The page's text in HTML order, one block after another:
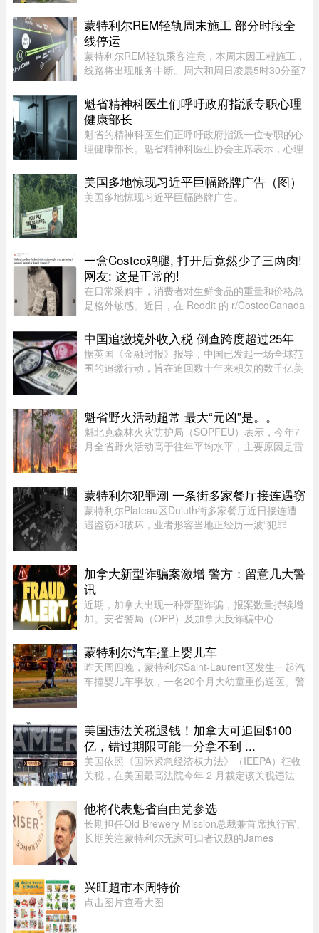
Côte-des-Neiges–Notre-Dame-de-Grâce 区的
Courtrai Avenue，停在两 ...
蒙特利尔REM轻轨周末施工 部分时段全
线停运
蒙特利尔REM轻轨乘客注意，本周末因工程施工，
线路将出现服务中断。周六和周日凌晨5时30分至7
至Bois-Franc路段停运时间将持续至上午10时。
REM将安排接驳巴士连接受影响 ...
魁省精神科医生们呼吁政府指派专职心理
健康部长
魁省的精神科医生们正呼吁政府指派一位专职的心
理健康部长。魁省精神科医生协会主席表示，心理
保心理健康问题在选举周期之后依然能被列为优先
事项。在蒙特利尔无家可归 ...
美国多地惊现习近平巨幅路牌广告（图）
美国多地惊现习近平巨幅路牌广告。
一盒Costco鸡腿, 打开后竟然少了三两肉!
网友: 这是正常的!
在日常采购中，消费者对生鲜食品的重量和价格总
是格外敏感。近日，在 Reddit 的 r/CostcoCanada
Costco 购买的 Kirkland 无骨鸡腿肉，去掉包装后
称重，竟然比标签上的重量 ...
中国追缴境外收入税 倒查跨度超过25年
据英国《金融时报》报导，中国已发起一场全球范
围的追缴行动，旨在追回数十年来积欠的数千亿美
资本利得及投资的审查—— ...
魁省野火活动超常 最大“元凶”是。。
魁北克森林火灾防护局（SOPFEU）表示，今年7
月全省野火活动高于往年平均水平，主要原因是雷
均为66起火灾，受影响面积约111 ...
蒙特利尔犯罪潮 一条街多家餐厅接连遇窃
蒙特利尔Plateau区Duluth街多家餐厅近日接连遭
遇盗窃和破坏，业者形容当地正经历一波“犯罪
过程，损失及维修费用约7000 ...
加拿大新型诈骗案激增 警方：留意几大警
讯
近期，加拿大出现一种新型诈骗，报案数量持续增
加。安省警局（OPP）及加拿大反诈骗中心
府机构，已针对这类手法日益复杂的骗局发出警
告。加拿大四大电信公司——罗渣士 ...
蒙特利尔汽车撞上婴儿车
昨天周四晚，蒙特利尔Saint-Laurent区发生一起汽
车撞婴儿车事故，一名20个月大幼童重伤送医。警
辆汽车撞上一辆婴儿车。 ...
美国违法关税退钱！加拿大可追回$100
亿，错过期限可能一分拿不到 ...
美国依照《国际紧急经济权力法》（IEEPA）征收
关税，在美国最高法院今年 2 月裁定该关税违法
种关税（包括 Section 122、301 和 338 条款）纷
纷出台，令退款进展变得容 ...
他将代表魁省自由党参选
长期担任Old Brewery Mission总裁兼首席执行官、
长期关注蒙特利尔无家可归者议题的James
Charles Milliard预计将于今天周四下午 ...
兴旺超市本周特价
点击图片查看大图